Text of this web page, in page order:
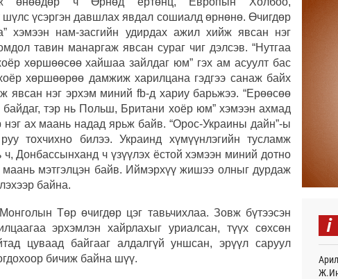
шүлс үсэргэн давшлах явдал сошиалд өрнөнө. Өчигдөр
хэмээн нам-засгийн удирдах ажил хийж явсан нэг
тавин манаргаж явсан сураг чиг дэлсэв. “Нутгаа
хөршөөсөө хайшаа зайлдаг юм” гэх ам асуулт бас
хөршөөрөө дамжиж харилцана гэдгээ санаж байх
явсан нэг эрхэм миний fb-д хариу барьжээ. “Ерөөсөө
байдаг, тэр нь Польш, Британи хоёр юм” хэмээн ахмад
нэг ах маань надад ярьж байв. “Орос-Украины дайн”-ы
тохчихно билээ. Украинд хүмүүнлэгийн тусламж
Донбассынханд ч үзүүлэх ёстой хэмээн миний дотно
мэтгэлцэн байв. Иймэрхүү жишээ олныг дурдаж
байна.
Төр өчигдөр цэг тавьчихлаа. Зовж бүтээсэн
эрхэмлэн хайрлахыг уриалсан, түүх сөхсөн
цуваад байгааг алдалгүй уншсан, эрүүл саруул
бичиж байна шүү.
i